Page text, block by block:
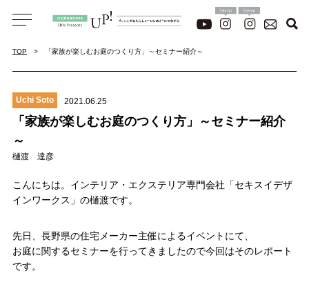
TOP 「家族が楽しむお庭のつくり方」～セミナー紹介～
Uchi Soto 2021.06.25
「家族が楽しむお庭のつくり方」～セミナー紹介
～
樋渡 達彦
こんにちは。インテリア・エクステリア専門会社「セキスイデザ
インワークス」の樋渡です。
先日、長野県の住宅メーカー主催によるイベントにて、
お庭に関するセミナーを行ってきましたので今回はそのレポート
です。